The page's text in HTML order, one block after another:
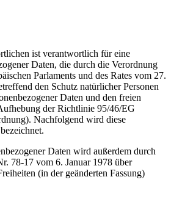
ist verantwortlich für eine
Daten, die durch die Verordnung
Parlaments und des Rates vom 27.
den Schutz natürlicher Personen
Daten und den freien
der Richtlinie 95/46/EG
Nachfolgend wird diese
Daten wird außerdem durch
78-17 vom 6. Januar 1978 über
(in der geänderten Fassung)